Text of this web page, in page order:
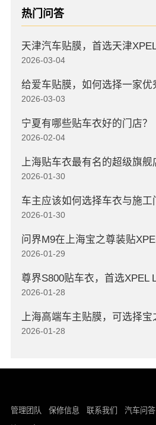
热门问答
2026-03-04
给爱车贴膜，如何选择一家优
2026-03-03
宁夏有哪些贴车衣好的门店？
2026-02-04
上海贴车衣最有名的超级旗舰
2026-01-30
车主应该如何选择车衣与施工
2026-01-30
2026-01-29
尊界S800贴车衣，首选XPEL
2026-01-28
上海高端车主贴膜，可选择宝
2026-01-28
管理团队 保修信息 联系我们 汽车问答